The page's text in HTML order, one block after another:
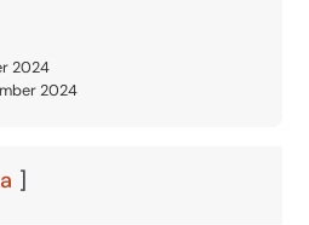
2024
2024